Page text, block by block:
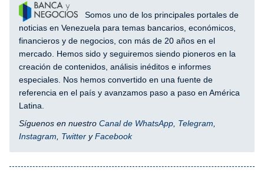
Somos uno de los principales portales de
noticias en Venezuela para temas bancarios, económicos,
financieros y de negocios, con más de 20 años en el
mercado. Hemos sido y seguiremos siendo pioneros en la
creación de contenidos, análisis inéditos e informes
especiales. Nos hemos convertido en una fuente de
referencia en el país y avanzamos paso a paso en América
Latina.
Síguenos en nuestro Canal de WhatsApp, Telegram,
Instagram, Twitter yFacebook